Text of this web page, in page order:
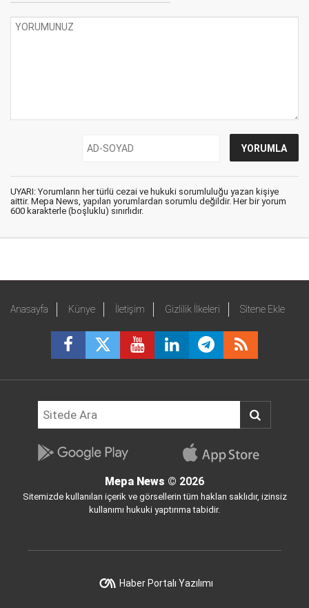
UYARI: Yorumların her türlü cezai ve hukuki sorumluluğu yazan kişiye
aittir. Mepa News, yapılan yorumlardan sorumlu değildir. Her bir yorum
600 karakterle (boşluklu) sınırlıdır.
Anasayfa Künye İletişim Gizlilik İlkeleri Sitene Ekle
Mepa News © 2026
Sitemizde kullanılan içerik ve görsellerin tüm hakları saklıdır, izinsiz
kullanımı hukuki yaptırıma tabidir.
Haber Portalı Yazılımı